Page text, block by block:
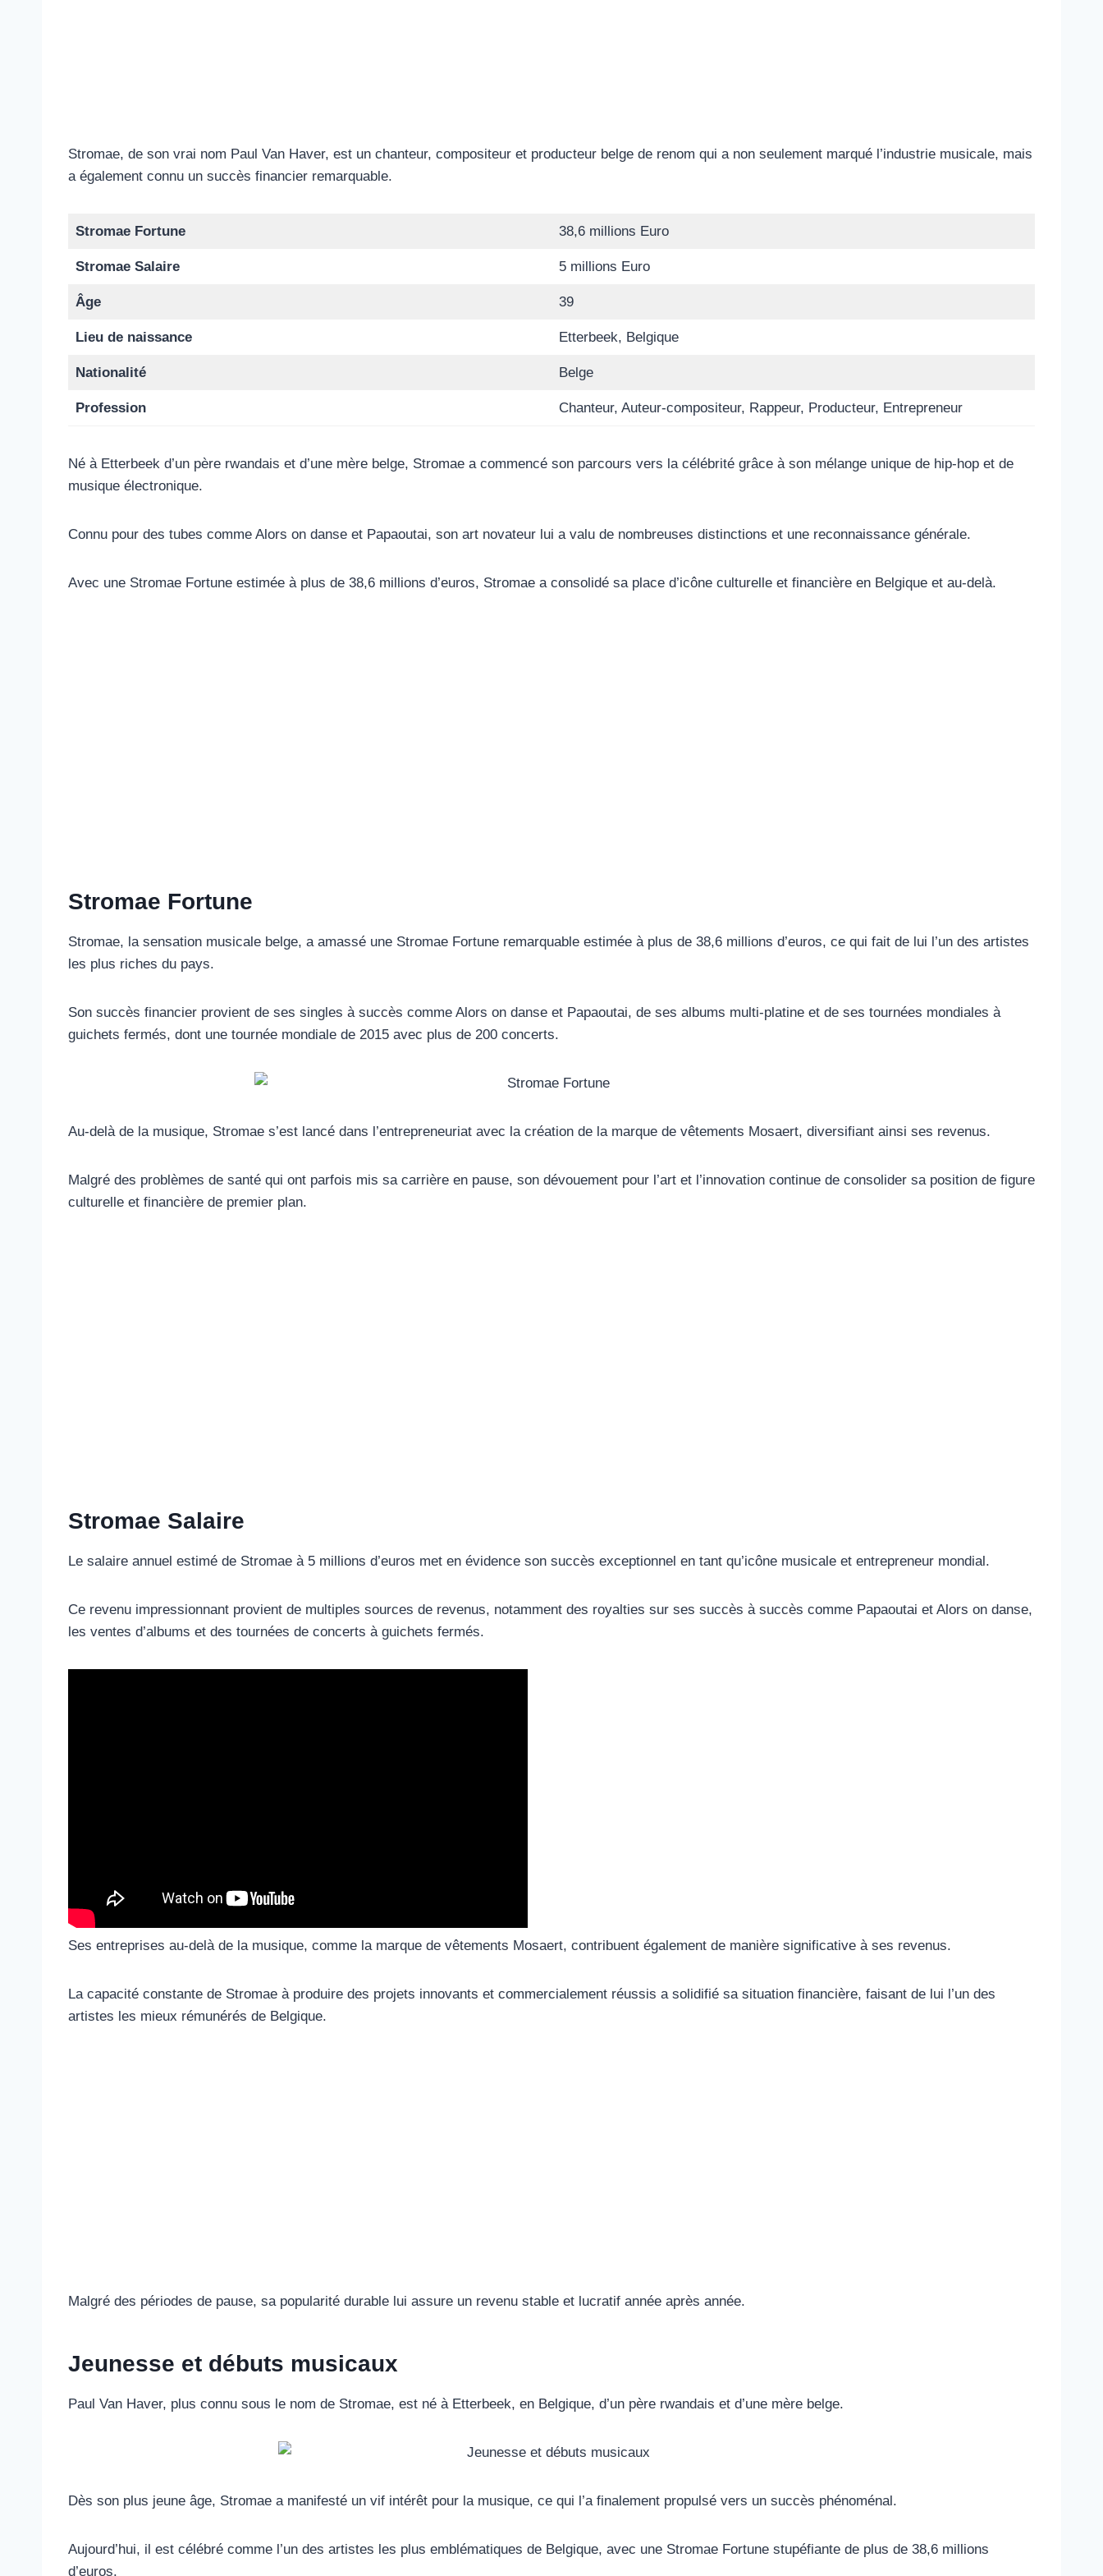
Stromae, de son vrai nom Paul Van Haver, est un chanteur, compositeur et producteur belge de renom qui a non seulement marqué l’industrie musicale, mais
a également connu un succès financier remarquable.
Stromae Fortune 38,6 millions Euro
Stromae Salaire 5 millions Euro
Âge 39
Lieu de naissance Etterbeek, Belgique
Nationalité Belge
Profession Chanteur, Auteur-compositeur, Rappeur, Producteur, Entrepreneur
Né à Etterbeek d’un père rwandais et d’une mère belge, Stromae a commencé son parcours vers la célébrité grâce à son mélange unique de hip-hop et de
musique électronique.
Connu pour des tubes comme Alors on danse et Papaoutai, son art novateur lui a valu de nombreuses distinctions et une reconnaissance générale.
Avec une Stromae Fortune estimée à plus de 38,6 millions d’euros, Stromae a consolidé sa place d’icône culturelle et financière en Belgique et au-delà.
Stromae Fortune
Stromae, la sensation musicale belge, a amassé une Stromae Fortune remarquable estimée à plus de 38,6 millions d’euros, ce qui fait de lui l’un des artistes
les plus riches du pays.
Son succès financier provient de ses singles à succès comme Alors on danse et Papaoutai, de ses albums multi-platine et de ses tournées mondiales à
guichets fermés, dont une tournée mondiale de 2015 avec plus de 200 concerts.
Au-delà de la musique, Stromae s’est lancé dans l’entrepreneuriat avec la création de la marque de vêtements Mosaert, diversifiant ainsi ses revenus.
Malgré des problèmes de santé qui ont parfois mis sa carrière en pause, son dévouement pour l’art et l’innovation continue de consolider sa position de figure
culturelle et financière de premier plan.
Stromae Salaire
Le salaire annuel estimé de Stromae à 5 millions d’euros met en évidence son succès exceptionnel en tant qu’icône musicale et entrepreneur mondial.
Ce revenu impressionnant provient de multiples sources de revenus, notamment des royalties sur ses succès à succès comme Papaoutai et Alors on danse,
les ventes d’albums et des tournées de concerts à guichets fermés.
Ses entreprises au-delà de la musique, comme la marque de vêtements Mosaert, contribuent également de manière significative à ses revenus.
La capacité constante de Stromae à produire des projets innovants et commercialement réussis a solidifié sa situation financière, faisant de lui l’un des
artistes les mieux rémunérés de Belgique.
Malgré des périodes de pause, sa popularité durable lui assure un revenu stable et lucratif année après année.
Jeunesse et débuts musicaux
Paul Van Haver, plus connu sous le nom de Stromae, est né à Etterbeek, en Belgique, d’un père rwandais et d’une mère belge.
Dès son plus jeune âge, Stromae a manifesté un vif intérêt pour la musique, ce qui l’a finalement propulsé vers un succès phénoménal.
Aujourd’hui, il est célébré comme l’un des artistes les plus emblématiques de Belgique, avec une Stromae Fortune stupéfiante de plus de 38,6 millions
d’euros.